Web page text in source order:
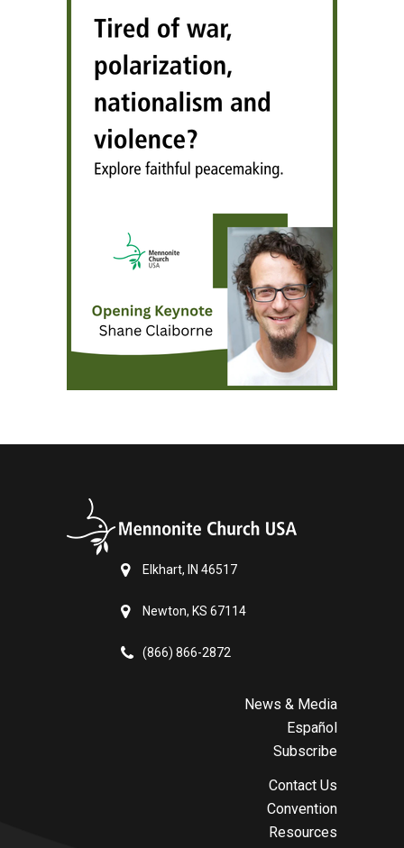
Elkhart, IN 46517
Newton, KS 67114
(866) 866-2872
News & Media
Español
Subscribe
Contact Us
Convention
Resources